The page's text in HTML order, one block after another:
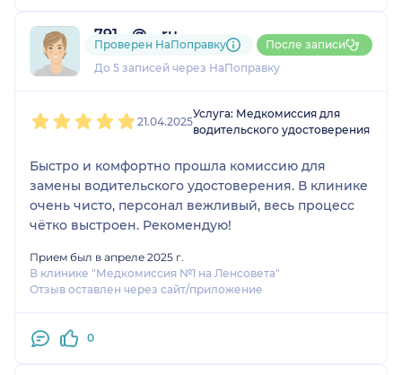
791....@....ru
1 отзыв
До 5 записей через НаПоправку
Проверен НаПоправку После записи
21.04.2025
Услуга: Медкомиссия для
водительского удостоверения
Быстро и комфортно прошла комиссию для
замены водительского удостоверения. В клинике
очень чисто, персонал вежливый, весь процесс
чётко выстроен. Рекомендую!
Прием был в апреле 2025 г.
В клинике "Медкомиссия №1 на Ленсовета"
Отзыв оставлен через сайт/приложение
0